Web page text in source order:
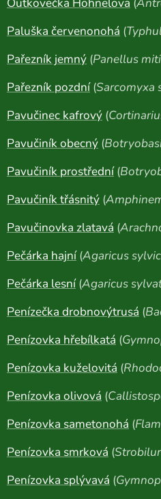
Paluška červenonohá (
Pařezník jemný (Panellus
Pařezník pozdní(Sarcomyxa
Pavučinec kafrový (
Pavučiník obecný (
Pavučiník prostřední(
Pavučiník třásnitý (
Pavučinovka zlatavá (
Pečárka hajní(Agaricus
Pečárka lesní(Agaricus
Penízečka drobnovýtrusá (
Penízovka hřebílkatá (
Penízovka kuželovitá (
Penízovka olivová (
Penízovka sametonohá (
Penízovka smrková (
Penízovka splývavá (